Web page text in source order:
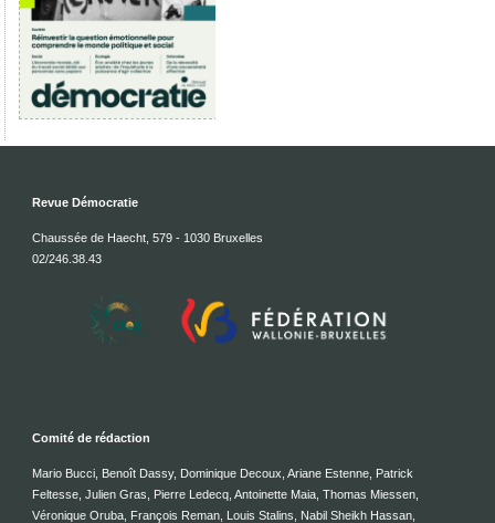
Revue Démocratie
Chaussée de Haecht, 579 - 1030 Bruxelles
02/246.38.43
Comité de rédaction
Mario Bucci, Benoît Dassy, Dominique Decoux, Ariane Estenne, Patrick
Feltesse, Julien Gras, Pierre Ledecq, Antoinette Maia, Thomas Miessen,
Véronique Oruba, François Reman, Louis Stalins, Nabil Sheikh Hassan,